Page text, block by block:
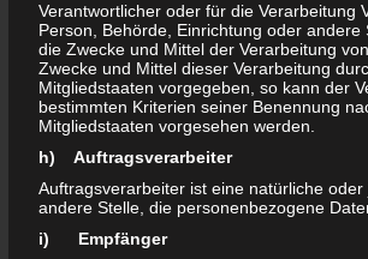
Bürger besprochen und nach Lösungen
An einigen Samstagen und Sonntagen des
unsere ehrenamtlich tätigen Mitglieder
nächsten Höhepunkte und
Vorstandssitzungen fanden regelmäßig statt.
Es wurden u.a. folgende Themen besprochen:
-Weiterführung des Bürgertreffs und des
Bewerbungsbüros“ im Bruno-Taut-Ring 101
-Vorbereitung der Jahreshöhepunkte, wie
Verantwortlicher oder für die Verarbeitung
Person, Behörde, Einrichtung oder
die Zwecke und Mittel der Verarbeitung
Zwecke und Mittel dieser Verarbeitung
Mitgliedstaaten vorgegeben, so kann der
bestimmten Kriterien seiner Benennung
Mitgliedstaaten vorgesehen werden.
h) Auftragsverarbeiter
Auftragsverarbeiter ist eine natürliche
andere Stelle, die personenbezogene
i) Empfänger